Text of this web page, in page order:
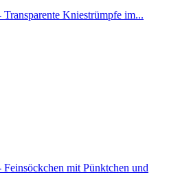
Transparente Kniestrümpfe im...
Feinsöckchen mit Pünktchen und